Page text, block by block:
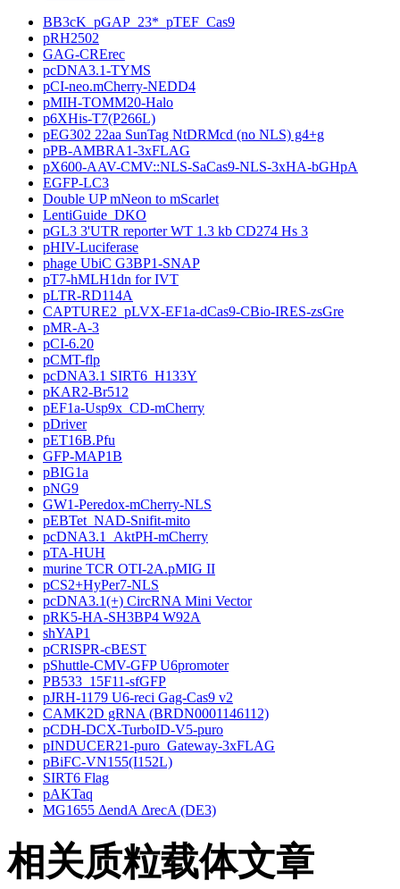
BB3cK_pGAP_23*_pTEF_Cas9
pRH2502
GAG-CRErec
pcDNA3.1-TYMS
pCI-neo.mCherry-NEDD4
pMIH-TOMM20-Halo
p6XHis-T7(P266L)
pEG302 22aa SunTag NtDRMcd (no NLS) g4+g
pPB-AMBRA1-3xFLAG
pX600-AAV-CMV::NLS-SaCas9-NLS-3xHA-bGHpA
EGFP-LC3
Double UP mNeon to mScarlet
LentiGuide_DKO
pGL3 3'UTR reporter WT 1.3 kb CD274 Hs 3
pHIV-Luciferase
phage UbiC G3BP1-SNAP
pT7-hMLH1dn for IVT
pLTR-RD114A
CAPTURE2_pLVX-EF1a-dCas9-CBio-IRES-zsGre
pMR-A-3
pCI-6.20
pCMT-flp
pcDNA3.1 SIRT6_H133Y
pKAR2-Br512
pEF1a-Usp9x_CD-mCherry
pDriver
pET16B.Pfu
GFP-MAP1B
pBIG1a
pNG9
GW1-Peredox-mCherry-NLS
pEBTet_NAD-Snifit-mito
pcDNA3.1_AktPH-mCherry
pTA-HUH
murine TCR OTI-2A.pMIG II
pCS2+HyPer7-NLS
pcDNA3.1(+) CircRNA Mini Vector
pRK5-HA-SH3BP4 W92A
shYAP1
pCRISPR-cBEST
pShuttle-CMV-GFP U6promoter
PB533_15F11-sfGFP
pJRH-1179 U6-reci Gag-Cas9 v2
CAMK2D gRNA (BRDN0001146112)
pCDH-DCX-TurboID-V5-puro
pINDUCER21-puro_Gateway-3xFLAG
pBiFC-VN155(I152L)
SIRT6 Flag
pAKTaq
MG1655 ΔendA ΔrecA (DE3)
相关质粒载体文章